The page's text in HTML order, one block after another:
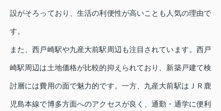
設がそろっており、生活の利便性が高いことも人気の理由で
す。
また、西戸崎駅や九産大前駅周辺も注目されています。西戸
崎駅周辺は土地価格が比較的抑えられており、新築戸建て検
討層には費用の面で魅力的です。一方、九産大前駅はＪＲ鹿
児島本線で博多方面へのアクセスが良く、通勤・通学に便利